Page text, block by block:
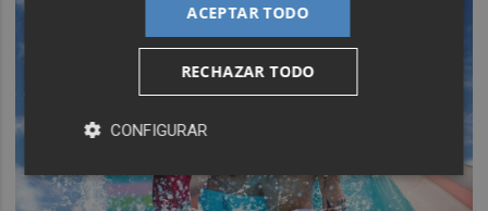
ACEPTAR TODO
RECHAZAR TODO
CONFIGURAR